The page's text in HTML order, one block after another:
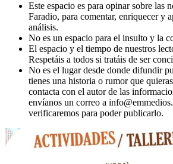
Este espacio es para opinar sobre las
Faradio, para comentar, enriquecer y
análisis.
No es un espacio para el insulto y la
El espacio y el tiempo de nuestros
Respetáis a todos si tratáis de ser
No es el lugar desde donde difundir
tienes una historia o rumor que
contacta con el autor de las
envíanos un correo a
verificaremos para poder publicarlo.